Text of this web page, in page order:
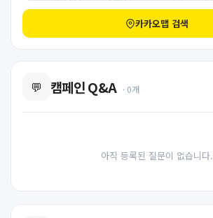
카카오맵 검색
💬 캠페인 Q&A · 0개
아직 등록된 질문이 없습니다.